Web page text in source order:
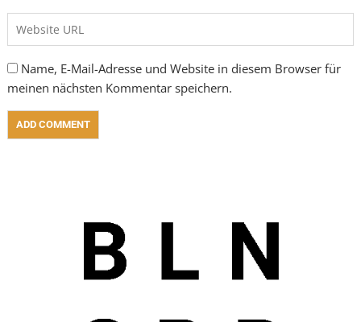
Name, E-Mail-Adresse und Website in diesem Browser für
meinen nächsten Kommentar speichern.